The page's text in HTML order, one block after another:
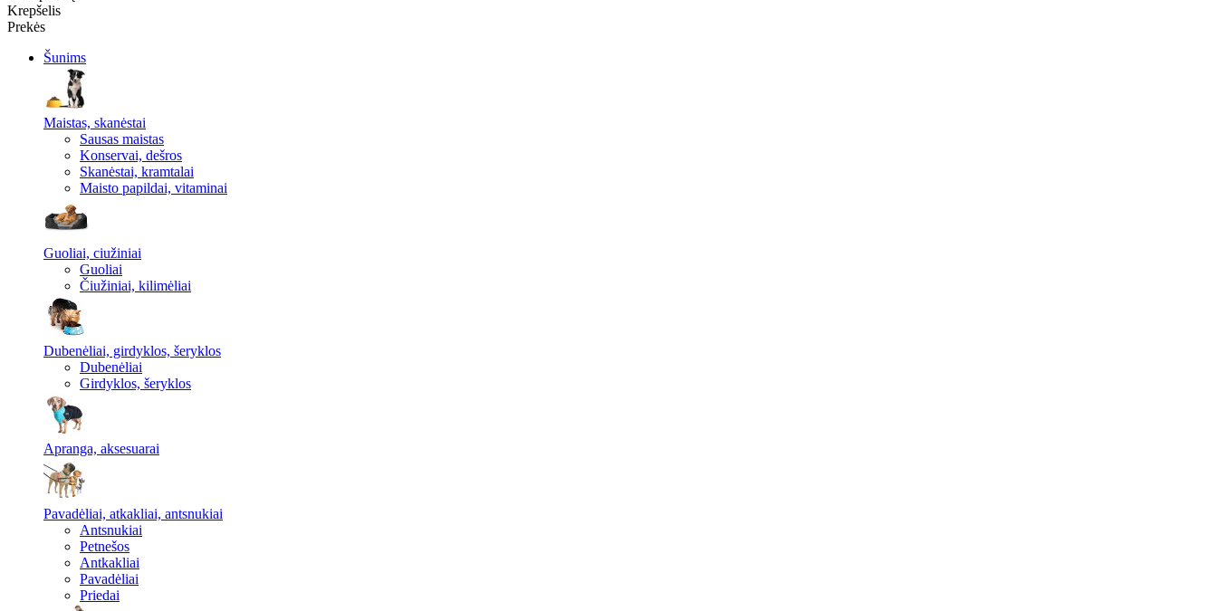
Krepšelis
Prekės
Šunims
Maistas, skanėstai
Sausas maistas
Konservai, dešros
Skanėstai, kramtalai
Maisto papildai, vitaminai
Guoliai, ciužiniai
Guoliai
Čiužiniai, kilimėliai
Dubenėliai, girdyklos, šeryklos
Dubenėliai
Girdyklos, šeryklos
Apranga, aksesuarai
Pavadėliai, atkakliai, antsnukiai
Antsnukiai
Petnešos
Antkakliai
Pavadėliai
Priedai